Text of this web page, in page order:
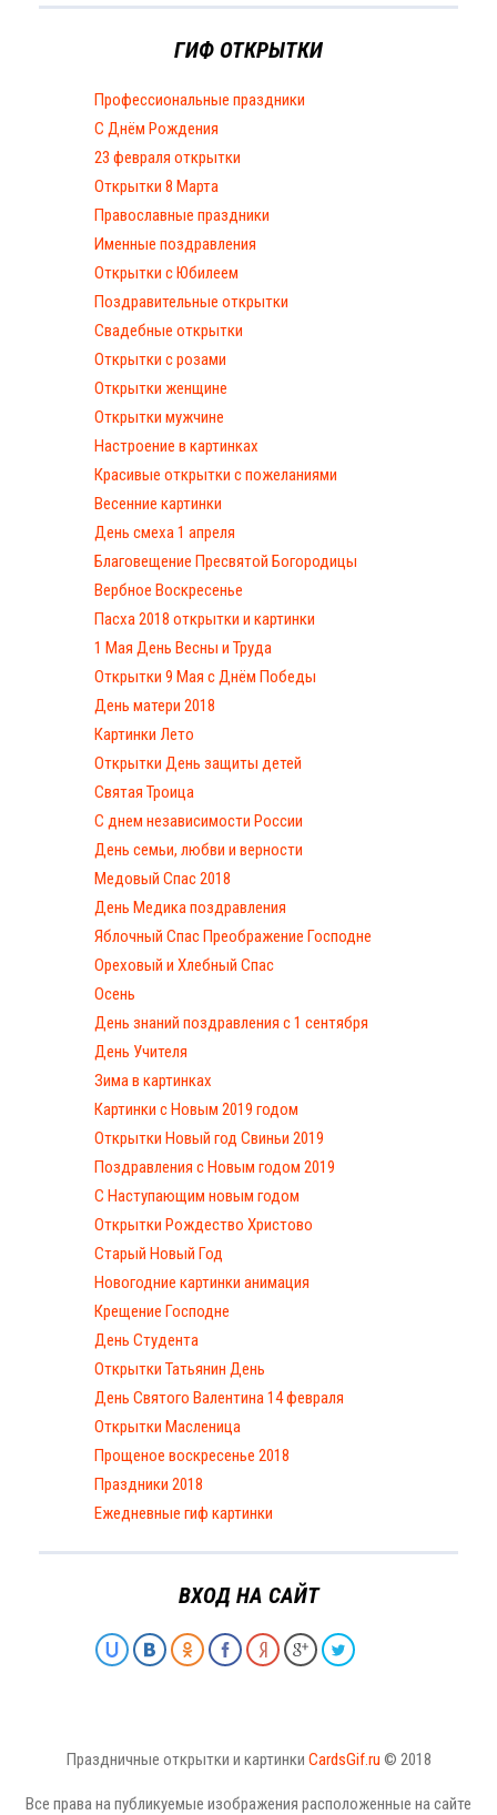
ГИФ ОТКРЫТКИ
Профессиональные праздники
С Днём Рождения
23 февраля открытки
Открытки 8 Марта
Православные праздники
Именные поздравления
Открытки с Юбилеем
Поздравительные открытки
Свадебные открытки
Открытки с розами
Открытки женщине
Открытки мужчине
Настроение в картинках
Красивые открытки с пожеланиями
Весенние картинки
День смеха 1 апреля
Благовещение Пресвятой Богородицы
Вербное Воскресенье
Пасха 2018 открытки и картинки
1 Мая День Весны и Труда
Открытки 9 Мая с Днём Победы
День матери 2018
Картинки Лето
Открытки День защиты детей
Святая Троица
С днем независимости России
День семьи, любви и верности
Медовый Спас 2018
День Медика поздравления
Яблочный Спас Преображение Господне
Ореховый и Хлебный Спас
Осень
День знаний поздравления с 1 сентября
День Учителя
Зима в картинках
Картинки с Новым 2019 годом
Открытки Новый год Свиньи 2019
Поздравления с Новым годом 2019
С Наступающим новым годом
Открытки Рождество Христово
Старый Новый Год
Новогодние картинки анимация
Крещение Господне
День Студента
Открытки Татьянин День
День Святого Валентина 14 февраля
Открытки Масленица
Прощеное воскресенье 2018
Праздники 2018
Ежедневные гиф картинки
ВХОД НА САЙТ
Праздничные открытки и картинки CardsGif.ru © 2018
Все права на публикуемые изображения расположенные на сайте